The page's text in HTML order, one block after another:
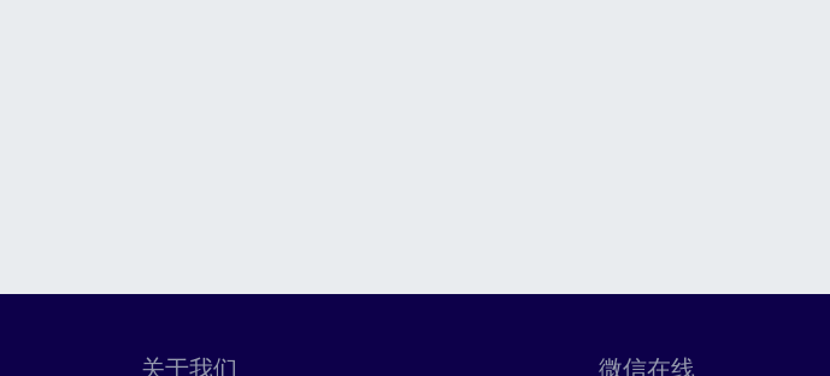
关于我们 微信在线